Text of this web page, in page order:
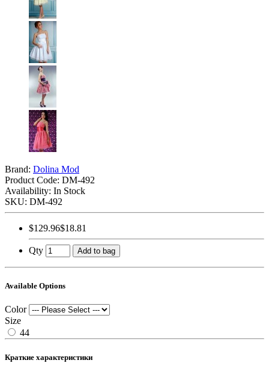
Brand: Dolina Mod
Product Code: DM-492
Availability: In Stock
SKU: DM-492
$129.96$18.81
Qty Add to bag
Available Options
Color
Size
44
Краткие характеристики